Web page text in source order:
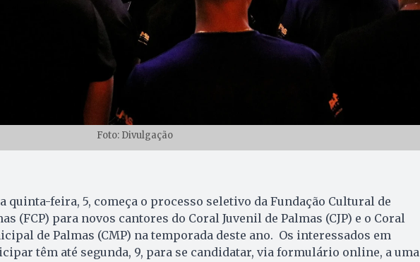
Foto: Divulgação
quinta-feira, 5, começa o processo seletivo da Fundação Cultural de
(FCP) para novos cantores do Coral Juvenil de Palmas (CJP) e o Coral
de Palmas (CMP) na temporada deste ano. Os interessados em
têm até segunda, 9, para se candidatar, via formulário online, a uma